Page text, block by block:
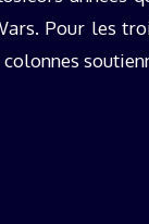
Pour les
colonnes